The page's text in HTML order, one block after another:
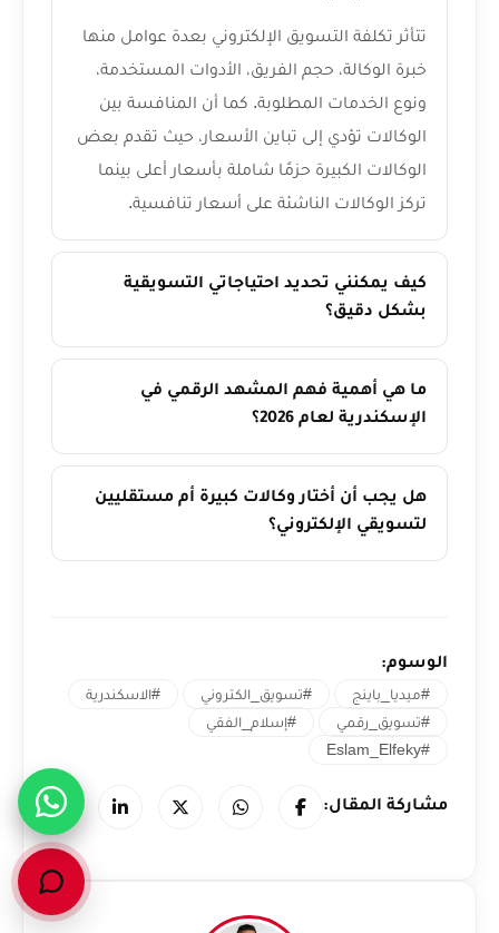
تتأثر تكلفة التسويق الإلكتروني بعدة عوامل منها
خبرة الوكالة، حجم الفريق، الأدوات المستخدمة،
ونوع الخدمات المطلوبة. كما أن المنافسة بين
الوكالات تؤدي إلى تباين الأسعار، حيث تقدم بعض
الوكالات الكبيرة حزمًا شاملة بأسعار أعلى بينما
تركز الوكالات الناشئة على أسعار تنافسية.
كيف يمكنني تحديد احتياجاتي التسويقية
بشكل دقيق؟
ما هي أهمية فهم المشهد الرقمي في
الإسكندرية لعام 2026؟
هل يجب أن أختار وكالات كبيرة أم مستقليين
لتسويقي الإلكتروني؟
الوسوم:
#ميديا_باينج #تسويق_الكتروني
#الاسكندرية
#تسويق_رقمي
#إسلام_الفقي
#Eslam_Elfeky
مشاركة المقال: